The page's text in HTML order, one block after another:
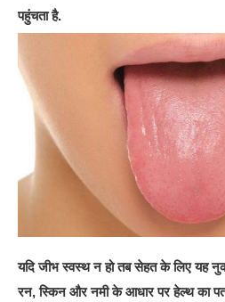
पहुंचता है.
यदि जीभ स्वस्थ न हो तब सेहत के लिए यह
रन, स्किन और नमी के आधार पर हेल्थ का